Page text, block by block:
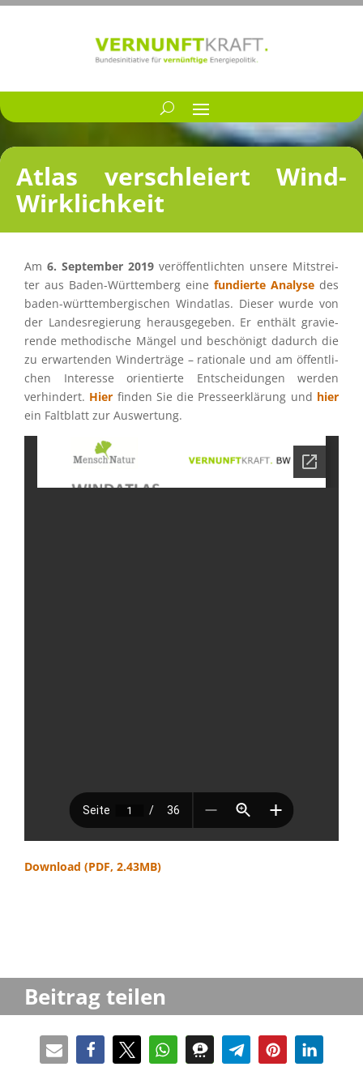
Atlas verschlei­ert Wind-
Wirklichkeit
Am 6. Septem­ber 2019 veröf­fent­lich­ten unsere Mitstrei­
ter aus Baden-Württem­berg eine fundierte Analyse des
baden-württem­ber­gi­schen Windat­las. Dieser wurde von
der Landes­re­gie­rung heraus­ge­ge­ben. Er enthält gravie­
rende metho­di­sche Mängel und beschö­nigt dadurch die
zu erwar­ten­den Winder­träge – ratio­nale und am öffent­li­
chen Inter­esse orien­tierte Entschei­dun­gen werden
verhin­dert. Hier finden Sie die Presse­er­klä­rung und hier
ein Faltblatt zur Auswertung.
Download (PDF, 2.43MB)
Beitrag teilen